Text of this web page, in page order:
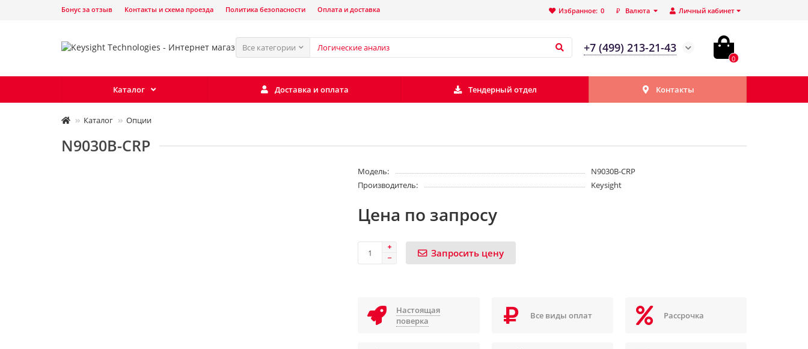
Личный кабинет
₽ Валюта
Избранное: 0
Бонус за отзыв Контакты и схема проезда Политика безопасности Оплата и доставка
Все категории +7 (499) 213-21-43
0
Каталог Доставка и оплата Тендерный отдел Контакты
Каталог Опции
N9030B-CRP
Модель:
N9030B-CRP
Производитель:
Keysight
Цена по запросу
Запросить цену
Настоящая
поверка
Все виды оплат Рассрочка